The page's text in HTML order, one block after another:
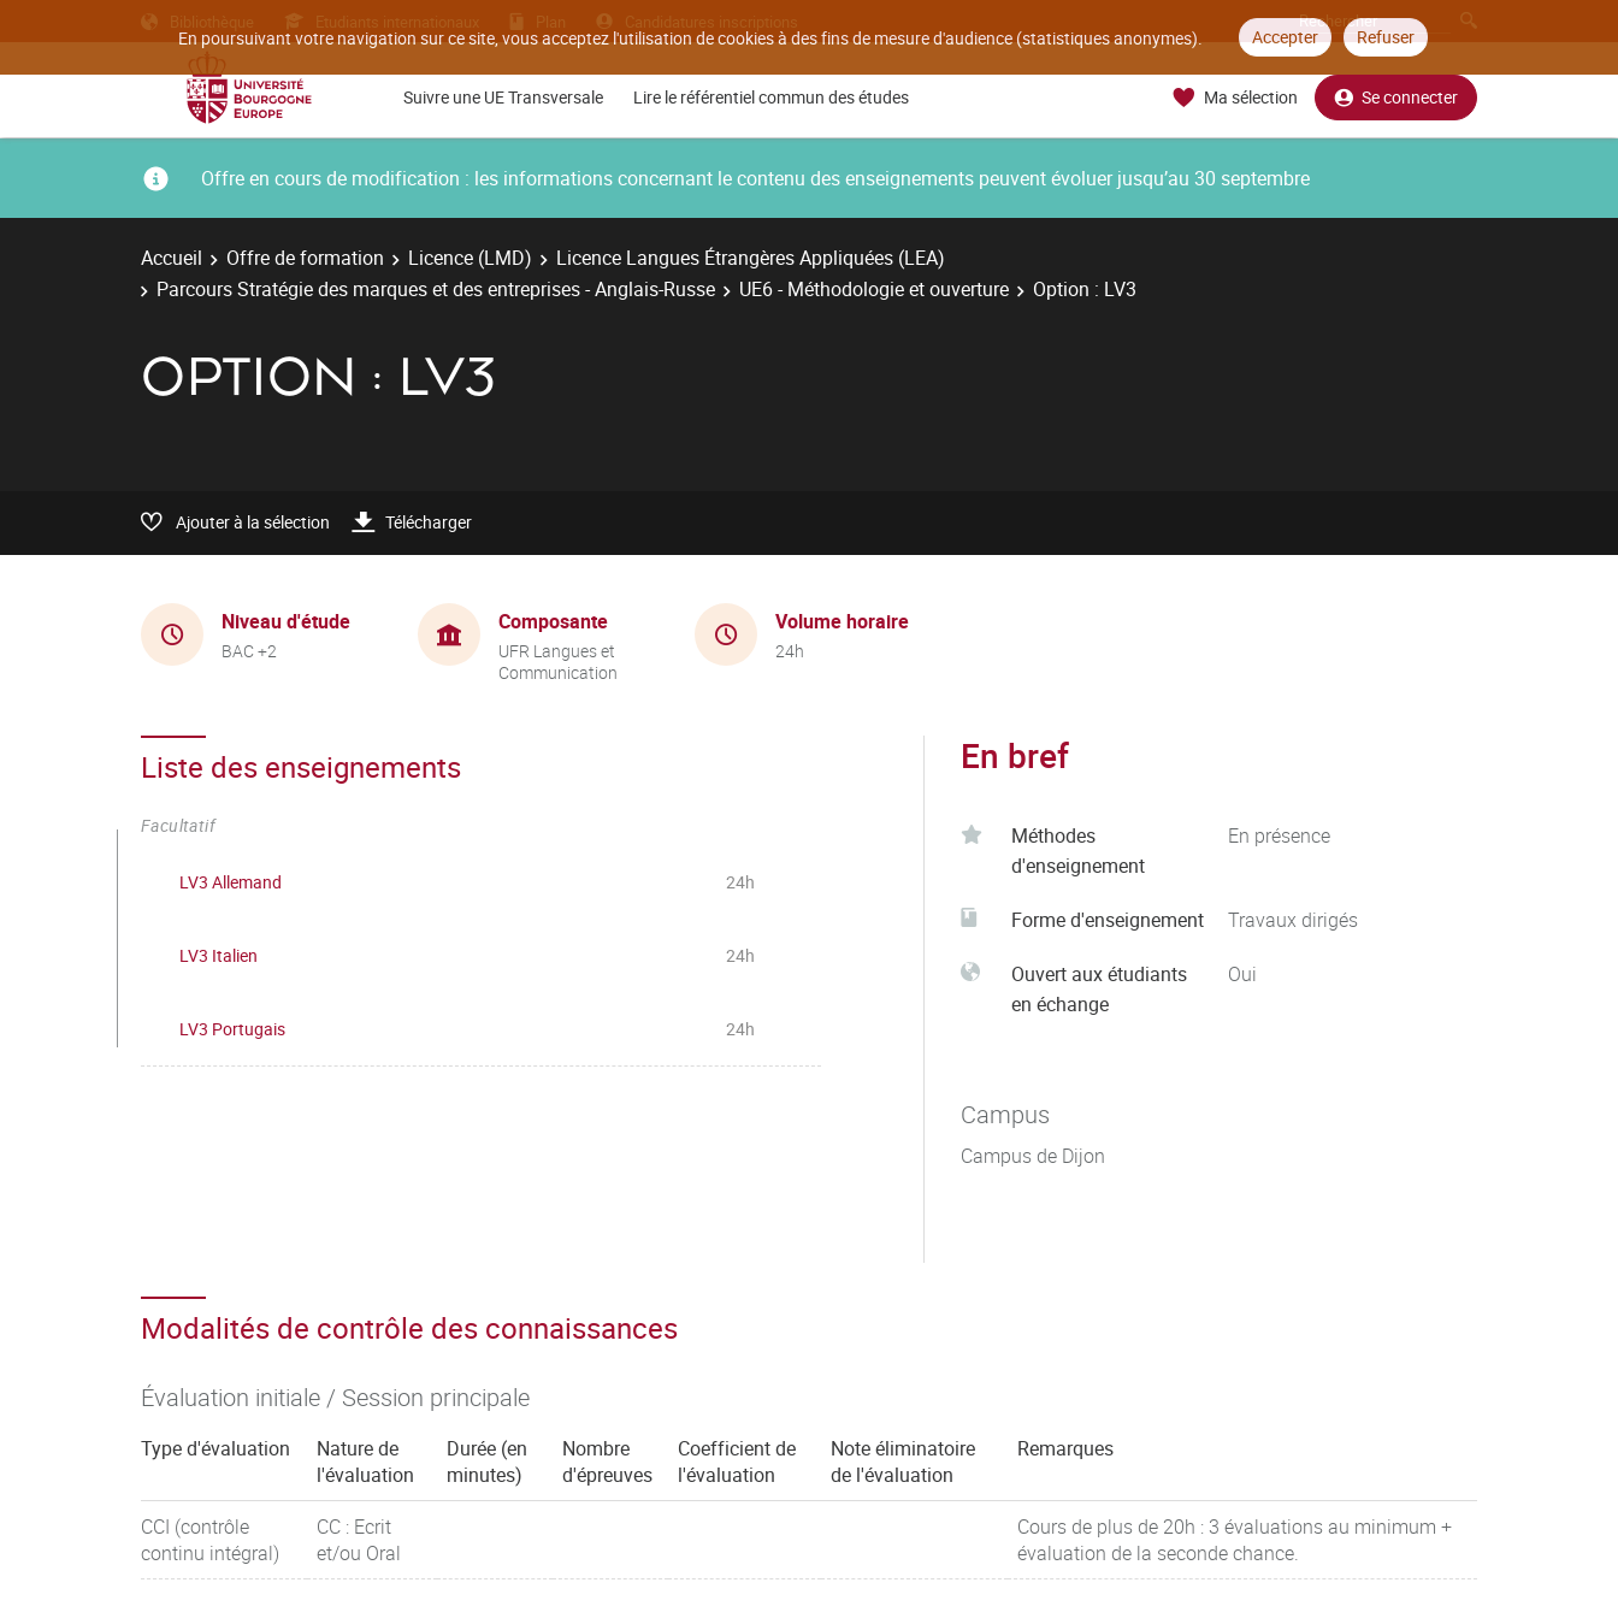
En poursuivant votre navigation sur ce site, vous acceptez l'utilisation de cookies à des fins de mesure d'audience (statistiques anonymes). Accepter Refuser
Bibliothèque Etudiants internationaux Plan Candidatures inscriptions
Suivre une UE Transversale Lire le référentiel commun des études Ma sélection Se connecter
Offre en cours de modification : les informations concernant le contenu des enseignements peuvent évoluer jusqu’au 30 septembre
Accueil Offre de formation Licence (LMD)
Licence Langues Étrangères Appliquées (LEA)
Parcours Stratégie des marques et des entreprises - Anglais-Russe
UE6 - Méthodologie et ouverture Option : LV3
OPTION : LV3
Ajouter à la sélection Télécharger
Niveau d'étude
BAC +2
Composante
UFR Langues et
Communication
Volume horaire
24h
Liste des enseignements
Facultatif
LV3 Allemand 24h
LV3 Italien 24h
LV3 Portugais 24h
En bref
Méthodes
d'enseignement
En présence
Forme d'enseignement Travaux dirigés
Ouvert aux étudiants
en échange
Oui
Campus
Campus de Dijon
Modalités de contrôle des connaissances
Évaluation initiale / Session principale
Type d'évaluation
Nature de
l'évaluation
Durée (en
minutes)
Nombre
d'épreuves
Coefficient de
l'évaluation
Note éliminatoire
de l'évaluation
Remarques
CCI (contrôle
continu intégral)
CC : Ecrit
et/ou Oral
Cours de plus de 20h : 3 évaluations au minimum +
évaluation de la seconde chance.